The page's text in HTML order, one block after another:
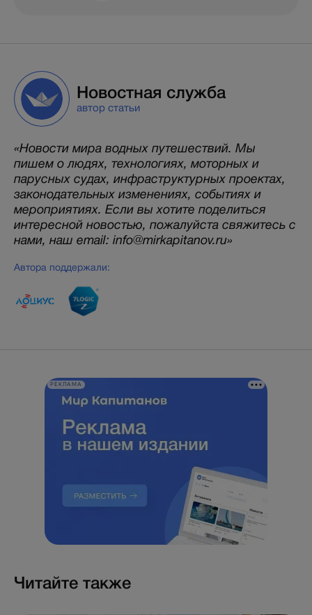
Новостная служба
автор статьи
«Новости мира водных путешествий. Мы
пишем о людях, технологиях, моторных и
парусных судах, инфраструктурных проектах,
законодательных изменениях, событиях и
мероприятиях. Если вы хотите поделиться
интересной новостью, пожалуйста свяжитесь с
нами, наш email: info@mirkapitanov.ru»
Автора поддержали:
РЕКЛАМА
Читайте также